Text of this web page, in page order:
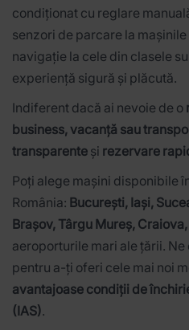
condiționat cu reglare
senzori de parcare la
navigație la cele din clasele
experiență sigură și plăcută.
Indiferent dacă ai nevoie de o
business, vacanță sau
transparente și rezervare
Poți alege mașini disponibile
România: București, Iași,
Brașov, Târgu Mureș,
aeroporturile mari ale țării.
pentru a-ți oferi cele mai noi
avantajoase condiții de
(IAS).